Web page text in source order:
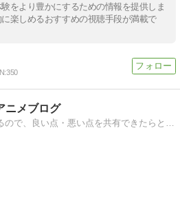
をより豊かにするための情報を提供しま
楽しめるおすすめの視聴手段が満載で
350
ニメブログ
アニメが好きでよく見るので、良い点・悪い点を共有できたらと思います。主におすすめな面白い・感動できる、気になるアニメの感想やその情報について紹介するブログです。